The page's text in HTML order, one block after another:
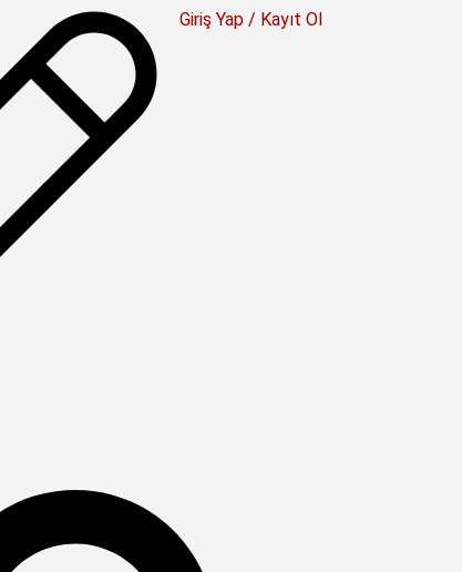
Giriş Yap / Kayıt Ol